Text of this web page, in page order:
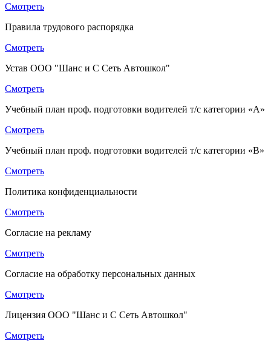
Смотреть
Правила трудового распорядка
Смотреть
Устав ООО "Шанс и С Сеть Автошкол"
Смотреть
Учебный план проф. подготовки водителей т/с категории «A»
Смотреть
Учебный план проф. подготовки водителей т/с категории «B»
Смотреть
Политика конфиденциальности
Смотреть
Согласие на рекламу
Смотреть
Согласие на обработку персональных данных
Смотреть
Лицензия ООО "Шанс и С Сеть Автошкол"
Смотреть